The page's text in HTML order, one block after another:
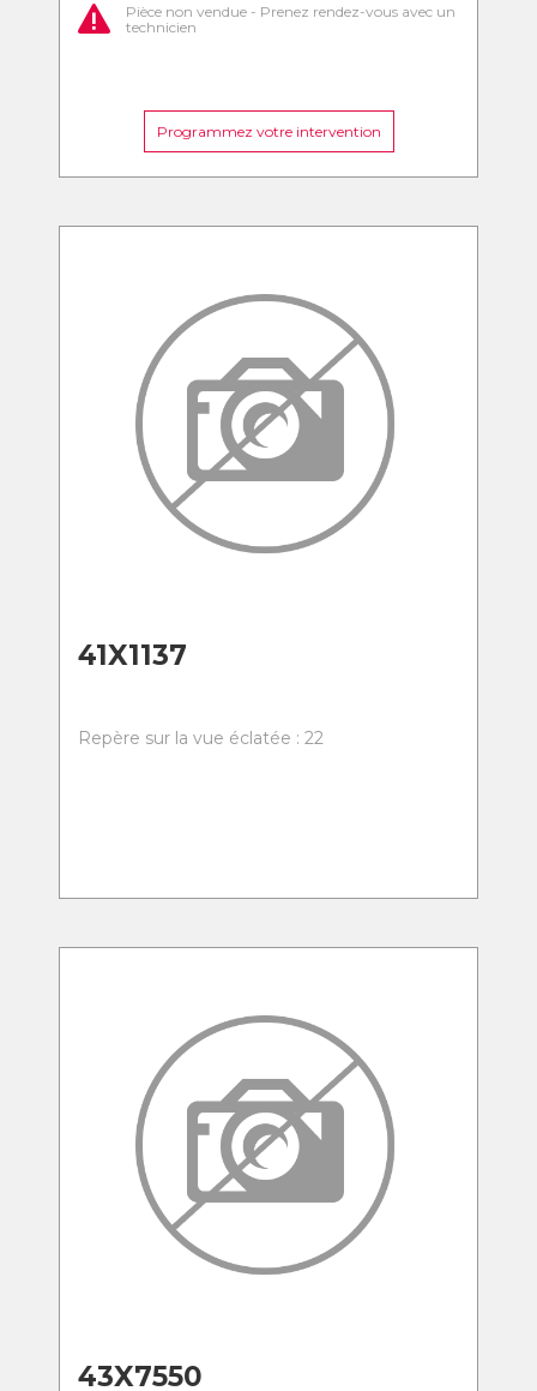
Pièce non vendue - Prenez rendez-vous avec un
technicien
Programmez votre intervention
41X1137
Repère sur la vue éclatée : 22
43X7550